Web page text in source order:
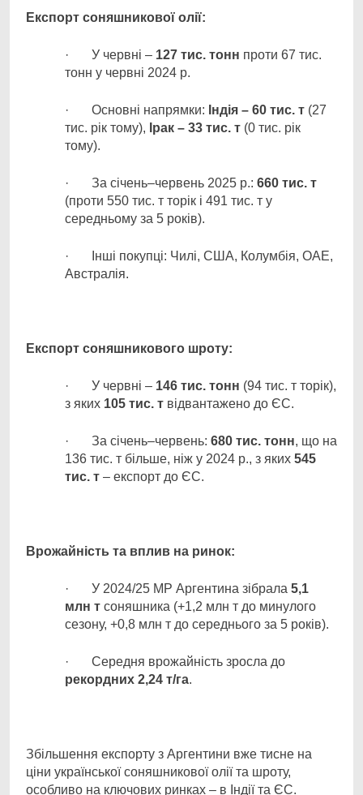
Експорт соняшникової олії:
· У червні – 127 тис. тонн проти 67 тис.
тонн у червні 2024 р.
· Основні напрямки: Індія – 60 тис. т (27
тис. рік тому), Ірак – 33 тис. т (0 тис. рік
тому).
· За січень–червень 2025 р.: 660 тис. т
(проти 550 тис. т торік і 491 тис. т у
середньому за 5 років).
· Інші покупці: Чилі, США, Колумбія, ОАЕ,
Австралія.
Експорт соняшникового шроту:
· У червні – 146 тис. тонн (94 тис. т торік),
з яких 105 тис. т відвантажено до ЄС.
· За січень–червень: 680 тис. тонн, що на
136 тис. т більше, ніж у 2024 р., з яких 545
тис. т – експорт до ЄС.
Врожайність та вплив на ринок:
· У 2024/25 МР Аргентина зібрала 5,1
млн т соняшника (+1,2 млн т до минулого
сезону, +0,8 млн т до середнього за 5 років).
· Середня врожайність зросла до
рекордних 2,24 т/га.
Збільшення експорту з Аргентини вже тисне на
ціни української соняшникової олії та шроту,
особливо на ключових ринках – в Індії та ЄС.